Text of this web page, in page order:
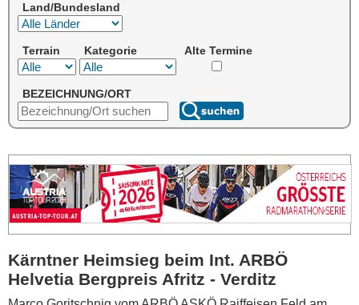
Land/Bundesland
Terrain Kategorie Alte Termine
BEZEICHNUNG/ORT
Kärntner Heimsieg beim Int. ARBÖ
Helvetia Bergpreis Afritz - Verditz